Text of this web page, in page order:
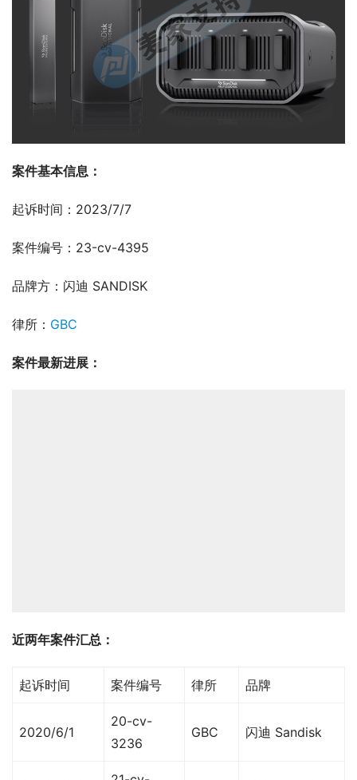
案件基本信息：
起诉时间：2023/7/7
案件编号：23-cv-4395
品牌方：闪迪 SANDISK
律所： GBC
案件最新进展：
近两年案件汇总：
起诉时间 案件编号 律所 品牌
2020/6/1
20-cv-
3236
GBC 闪迪 Sandisk